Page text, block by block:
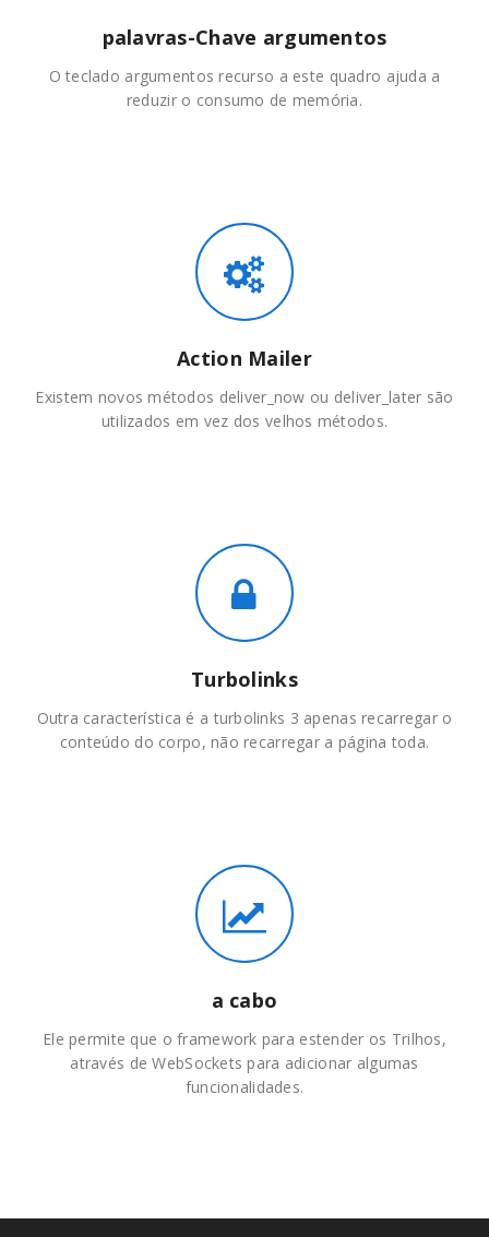
palavras-Chave argumentos
O teclado argumentos recurso a este quadro ajuda a
reduzir o consumo de memória.
Action Mailer
Existem novos métodos deliver_now ou deliver_later são
utilizados em vez dos velhos métodos.
Turbolinks
Outra característica é a turbolinks 3 apenas recarregar o
conteúdo do corpo, não recarregar a página toda.
a cabo
Ele permite que o framework para estender os Trilhos,
através de WebSockets para adicionar algumas
funcionalidades.